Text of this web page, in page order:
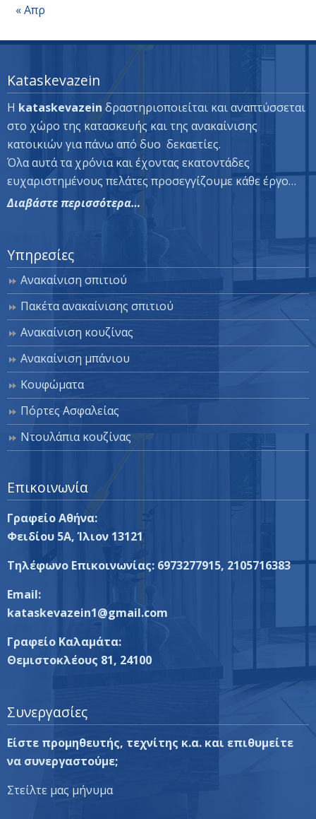
« Απρ
Kataskevazein
Η kataskevazein δραστηριοποιείται και αναπτύσσεται
στο χώρο της κατασκευής και της ανακαίνισης
κατοικιών για πάνω από δυο δεκαετίες.
Όλα αυτά τα χρόνια και έχοντας εκατοντάδες
ευχαριστημένους πελάτες προσεγγίζουμε κάθε έργο…
Διαβάστε περισσότερα…
Υπηρεσίες
Ανακαίνιση σπιτιού
Πακέτα ανακαίνισης σπιτιού
Ανακαίνιση κουζίνας
Ανακαίνιση μπάνιου
Κουφώματα
Πόρτες Ασφαλείας
Ντουλάπια κουζίνας
Επικοινωνία
Γραφείο Αθήνα:
Φειδίου 5A, Ίλιον 13121
Τηλέφωνο Επικοινωνίας: 6973277915, 2105716383
Email:
kataskevazein1@gmail.com
Γραφείο Καλαμάτα:
Θεμιστοκλέους 81, 24100
Συνεργασίες
Είστε προμηθευτής, τεχνίτης κ.α. και επιθυμείτε
να συνεργαστούμε;
Στείλτε μας μήνυμα